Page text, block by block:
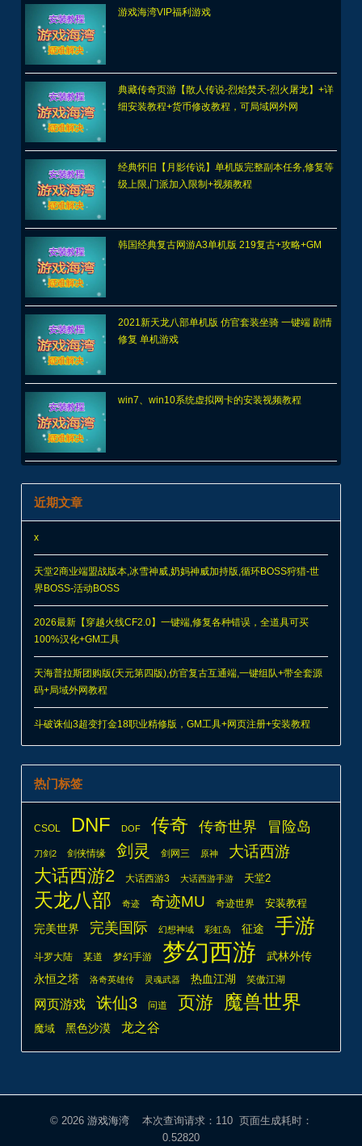
游戏海湾VIP福利游戏
典藏传奇页游【散人传说-烈焰焚天-烈火屠龙】+详
细安装教程+货币修改教程，可局域网外网
经典怀旧【月影传说】单机版完整副本任务,修复等
级上限,门派加入限制+视频教程
韩国经典复古网游A3单机版 219复古+攻略+GM
2021新天龙八部单机版 仿官套装坐骑 一键端 剧情
修复 单机游戏
win7、win10系统虚拟网卡的安装视频教程
近期文章
x
天堂2商业端盟战版本,冰雪神威,奶妈神威加持版,循环BOSS狩猎-世
界BOSS-活动BOSS
2026最新【穿越火线CF2.0】一键端,修复各种错误，全道具可买
100%汉化+GM工具
天海普拉斯团购版(天元第四版),仿官复古互通端,一键组队+带全套源
码+局域外网教程
斗破诛仙3超变打金18职业精修版，GM工具+网页注册+安装教程
热门标签
CSOL DNF DOF 传奇 传奇世界 冒险岛
刀剑2 剑侠情缘 剑灵 剑网三 原神 大话西游
大话西游2 大话西游3 大话西游手游 天堂2
天龙八部 奇迹 奇迹MU 奇迹世界 安装教程
完美世界 完美国际 幻想神域 彩虹岛 征途 手游
斗罗大陆 某道 梦幻手游 梦幻西游
武林外传
永恒之塔
洛奇英雄传 灵魂武器 热血江湖 笑傲江湖
网页游戏 诛仙3 问道 页游 魔兽世界
魔域 黑色沙漠 龙之谷
© 2026 游戏海湾本次查询请求：110 页面生成耗时：
0.52820